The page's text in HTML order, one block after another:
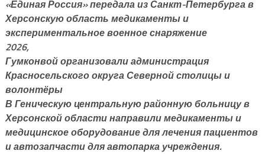
«Единая Россия» передала из Санкт-Петербурга в
Херсонскую область медикаменты и
экспериментальное военное снаряжение
2026,
Гумконвой организовали администрация
Красносельского округа Северной столицы и
волонтёры
В Геническую центральную районную больницу в
Херсонской области направили медикаменты и
медицинское оборудование для лечения пациентов
и автозапчасти для автопарка учреждения.